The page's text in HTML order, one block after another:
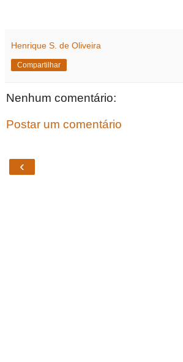
Henrique S. de Oliveira
Compartilhar
Nenhum comentário:
Postar um comentário
‹